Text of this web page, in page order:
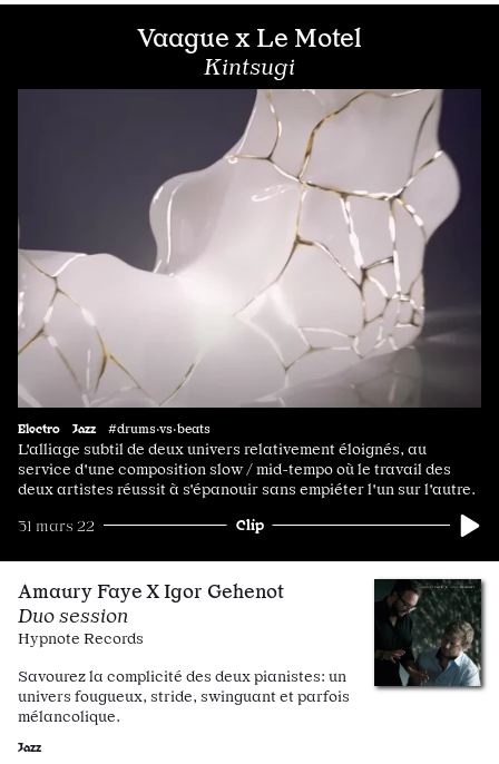
Vaague x Le Motel
Kintsugi
Electro Jazz #drums·vs·beats
L'alliage subtil de deux univers relativement éloignés, au
service d'une composition slow / mid-tempo où le travail des
deux artistes réussit à s'épanouir sans empiéter l'un sur l'autre.
31 mars 22 Clip
Amaury Faye X Igor Gehenot
Duo session
Hypnote Records
Savourez la complicité des deux pianistes: un
univers fougueux, stride, swinguant et parfois
mélancolique.
Jazz